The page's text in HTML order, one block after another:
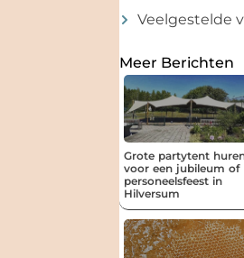
Veelgestelde
Meer Berichten
Grote partytent
voor een jubileum of
personeelsfeest in
Hilversum